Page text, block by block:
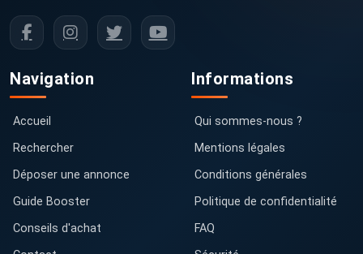
Navigation
Accueil
Rechercher
Déposer une annonce
Guide Booster
Conseils d'achat
Informations
Qui sommes-nous ?
Mentions légales
Conditions générales
Politique de confidentialité
FAQ